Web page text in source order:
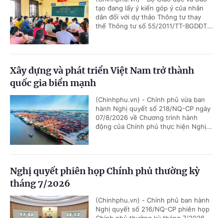
tạo đang lấy ý kiến góp ý của nhân
dân đối với dự thảo Thông tư thay
thế Thông tư số 55/2011/TT-BGDĐT...
Xây dựng và phát triển Việt Nam trở thành
quốc gia biển mạnh
(Chinhphu.vn) - Chính phủ vừa ban
hành Nghị quyết số 218/NQ-CP ngày
07/8/2026 về Chương trình hành
động của Chính phủ thực hiện Nghị...
Nghị quyết phiên họp Chính phủ thường kỳ
tháng 7/2026
(Chinhphu.vn) - Chính phủ ban hành
Nghị quyết số 216/NQ-CP phiên họp